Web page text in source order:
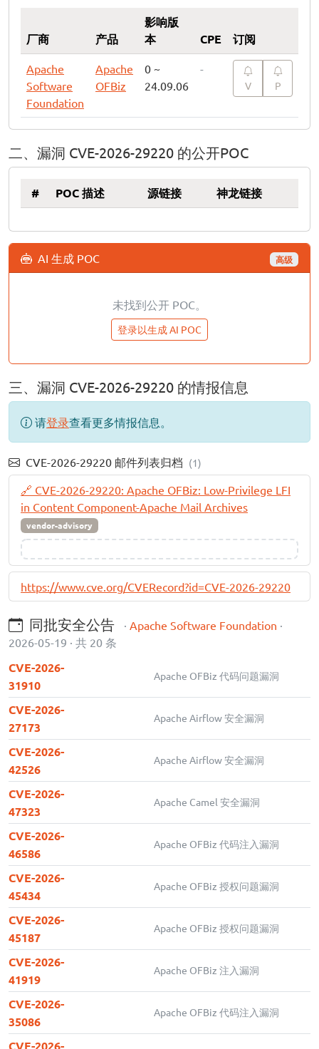
厂商 产品
影响版
本
CPE 订阅
Apache
Software
Foundation
Apache
OFBiz
0 ~
24.09.06
-
V P
二、漏洞 CVE-2026-29220 的公开POC
# POC 描述 源链接 神龙链接
AI 生成 POC 高级
未找到公开 POC。
登录以生成 AI POC
三、漏洞 CVE-2026-29220 的情报信息
请登录查看更多情报信息。
CVE-2026-29220 邮件列表归档 (1)
🔗 CVE-2026-29220: Apache OFBiz: Low-Privilege LFI
in Content Component-Apache Mail Archives
vendor-advisory
https://www.cve.org/CVERecord?id=CVE-2026-29220
同批安全公告 · Apache Software Foundation ·
2026-05-19 · 共 20 条
CVE-2026-
31910
Apache OFBiz 代码问题漏洞
CVE-2026-
27173
Apache Airflow 安全漏洞
CVE-2026-
42526
Apache Airflow 安全漏洞
CVE-2026-
47323
Apache Camel 安全漏洞
CVE-2026-
46586
Apache OFBiz 代码注入漏洞
CVE-2026-
45434
Apache OFBiz 授权问题漏洞
CVE-2026-
45187
Apache OFBiz 授权问题漏洞
CVE-2026-
41919
Apache OFBiz 注入漏洞
CVE-2026-
35086
Apache OFBiz 代码注入漏洞
CVE-2026-